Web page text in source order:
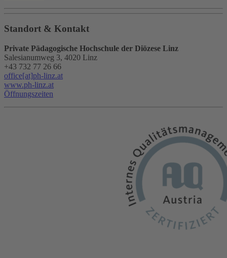
Standort & Kontakt
Private Pädagogische Hochschule der Diözese Linz
Salesianumweg 3, 4020 Linz
+43 732 77 26 66
office[at]ph-linz.at
www.ph-linz.at
Öffnungszeiten